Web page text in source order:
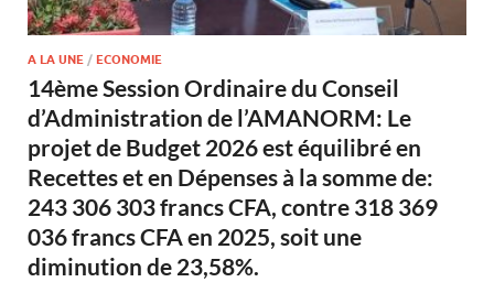
A LA UNE / ECONOMIE
14ème Session Ordinaire du Conseil
d’Administration de l’AMANORM: Le
projet de Budget 2026 est équilibré en
Recettes et en Dépenses à la somme de:
243 306 303 francs CFA, contre 318 369
036 francs CFA en 2025, soit une
diminution de 23,58%.